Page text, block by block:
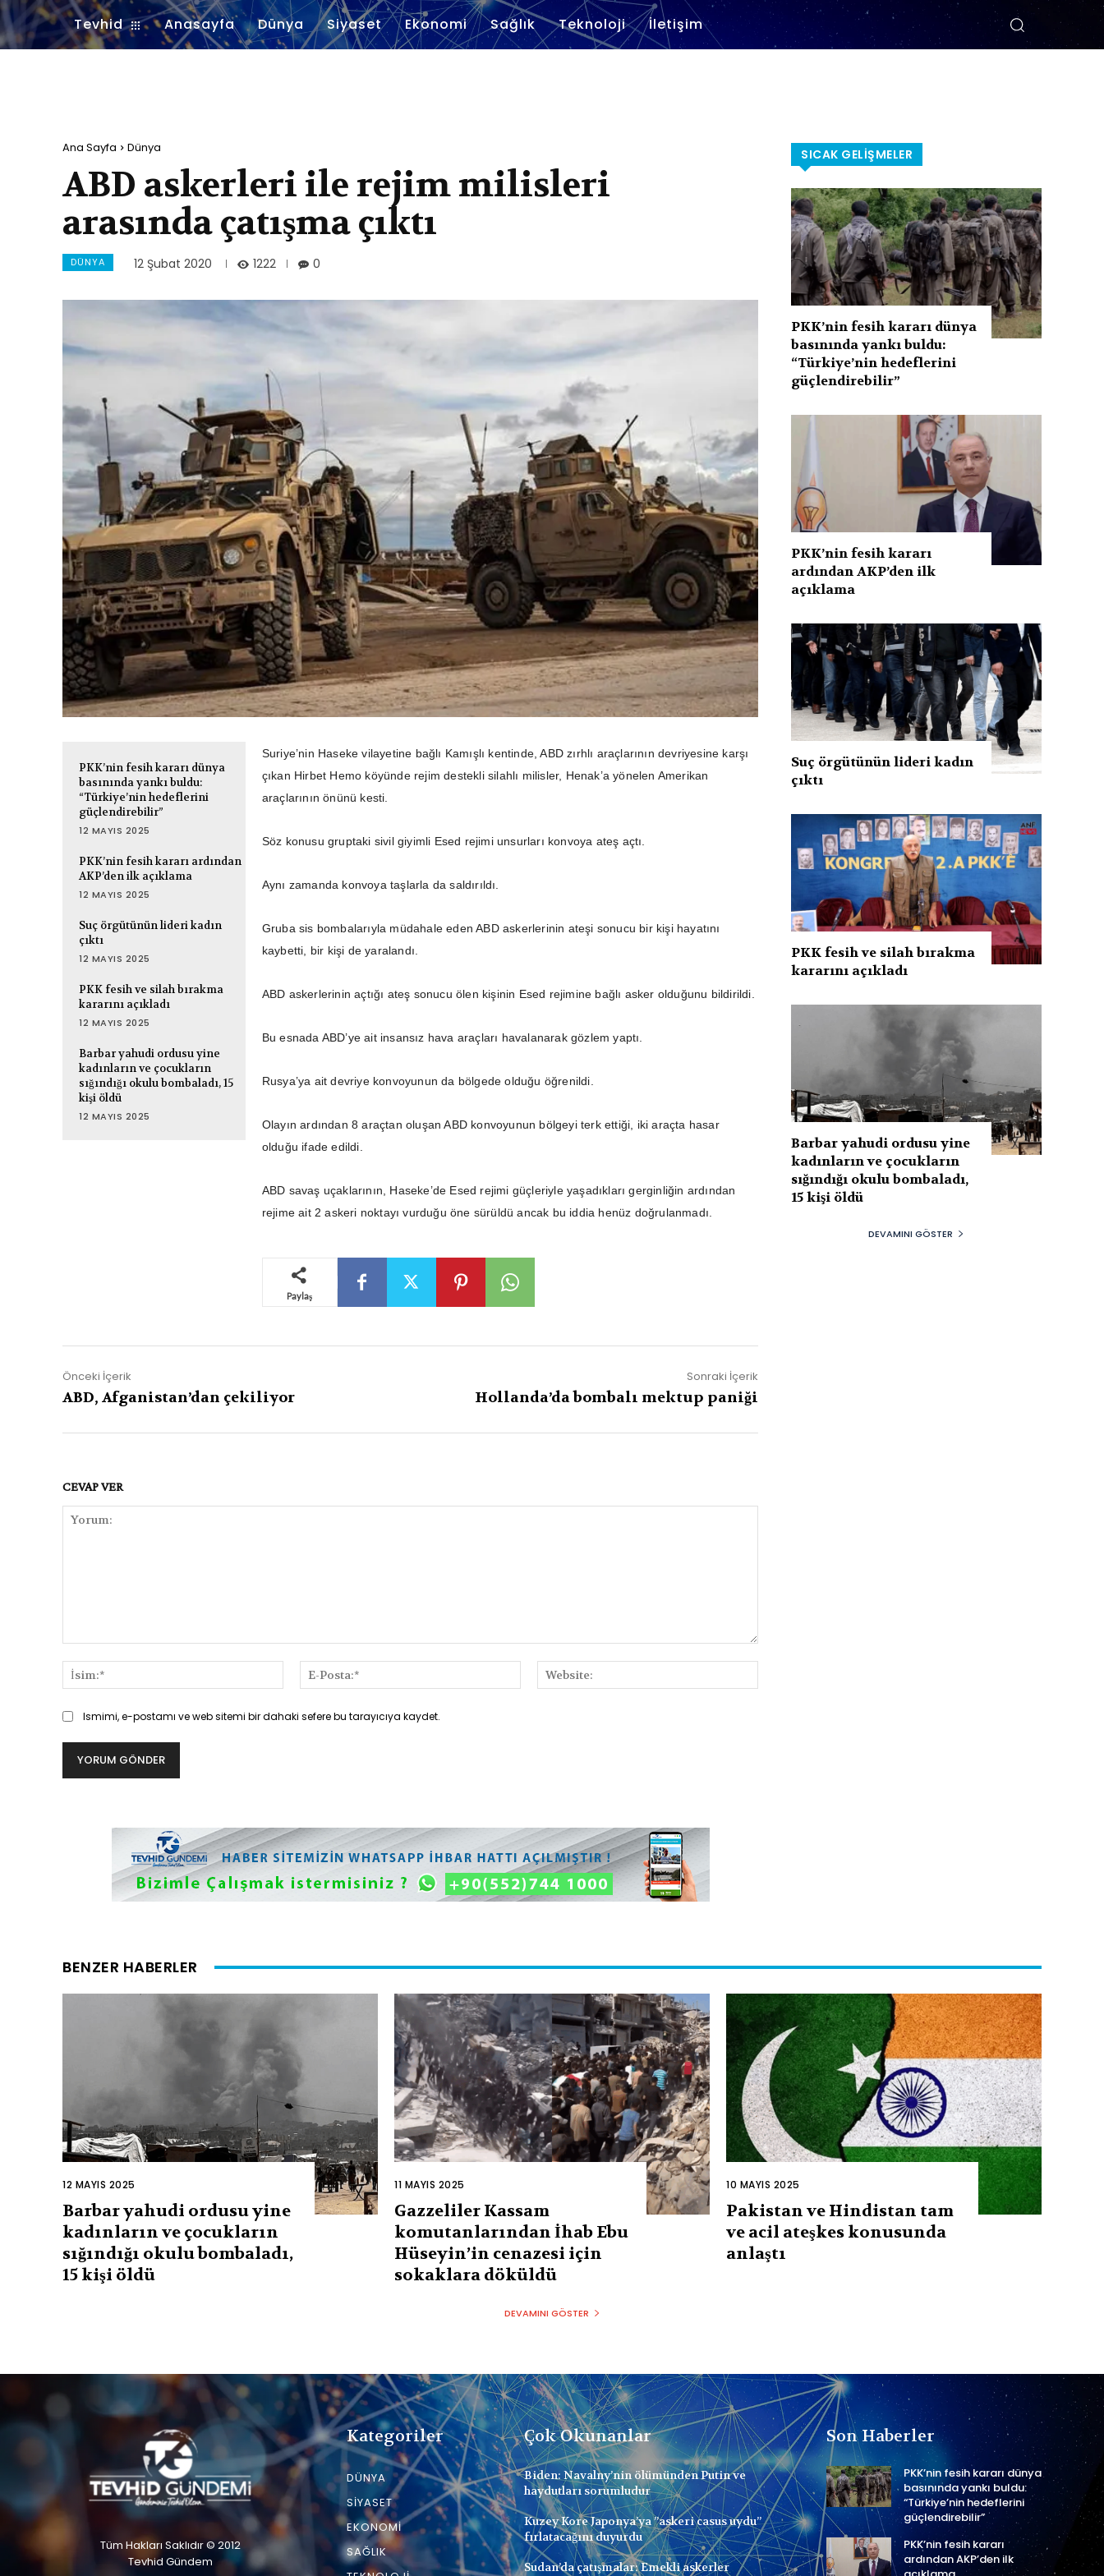
Tevhid Anasayfa Dünya Siyaset Ekonomi Sağlık Teknoloji İletişim
Ana Sayfa Dünya
ABD askerleri ile rejim milisleri
arasında çatışma çıktı
DÜNYA 12 Şubat 2020 1222 0
PKK’nin fesih kararı dünya
basınında yankı buldu:
“Türkiye’nin hedeflerini
güçlendirebilir”
12 MAYIS 2025
PKK’nin fesih kararı ardından
AKP’den ilk açıklama
12 MAYIS 2025
Suç örgütünün lideri kadın
çıktı
12 MAYIS 2025
PKK fesih ve silah bırakma
kararını açıkladı
12 MAYIS 2025
Barbar yahudi ordusu yine
kadınların ve çocukların
sığındığı okulu bombaladı, 15
kişi öldü
12 MAYIS 2025
Suriye’nin Haseke vilayetine bağlı Kamışlı kentinde, ABD zırhlı araçlarının devriyesine karşı
çıkan Hirbet Hemo köyünde rejim destekli silahlı milisler, Henak’a yönelen Amerikan
araçlarının önünü kesti.
Söz konusu gruptaki sivil giyimli Esed rejimi unsurları konvoya ateş açtı.
Aynı zamanda konvoya taşlarla da saldırıldı.
Gruba sis bombalarıyla müdahale eden ABD askerlerinin ateşi sonucu bir kişi hayatını
kaybetti, bir kişi de yaralandı.
ABD askerlerinin açtığı ateş sonucu ölen kişinin Esed rejimine bağlı asker olduğunu bildirildi.
Bu esnada ABD’ye ait insansız hava araçları havalanarak gözlem yaptı.
Rusya’ya ait devriye konvoyunun da bölgede olduğu öğrenildi.
Olayın ardından 8 araçtan oluşan ABD konvoyunun bölgeyi terk ettiği, iki araçta hasar
olduğu ifade edildi.
ABD savaş uçaklarının, Haseke’de Esed rejimi güçleriyle yaşadıkları gerginliğin ardından
rejime ait 2 askeri noktayı vurduğu öne sürüldü ancak bu iddia henüz doğrulanmadı.
Paylaş
Önceki İçerik
ABD, Afganistan’dan çekiliyor
Sonraki İçerik
Hollanda’da bombalı mektup paniği
CEVAP VER
İsim:*
Posta:*
Ismimi, e-postamı ve web sitemi bir dahaki sefere bu tarayıcıya kaydet.
SICAK GELIŞMELER
PKK’nin fesih kararı dünya
basınında yankı buldu:
“Türkiye’nin hedeflerini
güçlendirebilir”
PKK’nin fesih kararı
ardından AKP’den ilk
açıklama
Suç örgütünün lideri kadın
çıktı
PKK fesih ve silah bırakma
kararını açıkladı
Barbar yahudi ordusu yine
kadınların ve çocukların
sığındığı okulu bombaladı,
15 kişi öldü
DEVAMINI GÖSTER
BENZER HABERLER
12 MAYIS 2025
Barbar yahudi ordusu yine
kadınların ve çocukların
sığındığı okulu bombaladı,
15 kişi öldü
11 MAYIS 2025
Gazzeliler Kassam
komutanlarından İhab Ebu
Hüseyin’in cenazesi için
sokaklara döküldü
10 MAYIS 2025
Pakistan ve Hindistan tam
ve acil ateşkes konusunda
anlaştı
DEVAMINI GÖSTER
Tüm Hakları Saklıdır © 2012
Tevhid Gündem
Kategoriler
DÜNYA
SIYASET
EKONOMI
SAĞLIK
Çok Okunanlar
Biden: Navalny’nin ölümünden Putin ve
haydutları sorumludur
Kuzey Kore Japonya’ya ”askeri casus uydu”
fırlatacağını duyurdu
Sudan’da çatışmalar: Emekli askerler
Son Haberler
PKK’nin fesih kararı dünya
basınında yankı buldu:
“Türkiye’nin hedeflerini
güçlendirebilir”
PKK’nin fesih kararı
ardından AKP’den ilk